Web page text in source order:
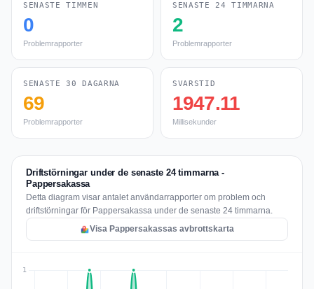
SENASTE TIMMEN
0
Problemrapporter
SENASTE 24 TIMMARNA
2
Problemrapporter
SENASTE 30 DAGARNA
69
Problemrapporter
SVARSTID
1947.11
Millisekunder
Driftstörningar under de senaste 24 timmarna -
Pappersakassa
Detta diagram visar antalet användarrapporter om problem och
driftstörningar för Pappersakassa under de senaste 24 timmarna.
Visa Pappersakassas avbrottskarta